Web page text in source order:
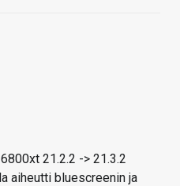
21.2.2 -> 21.3.2
aiheutti bluescreenin ja